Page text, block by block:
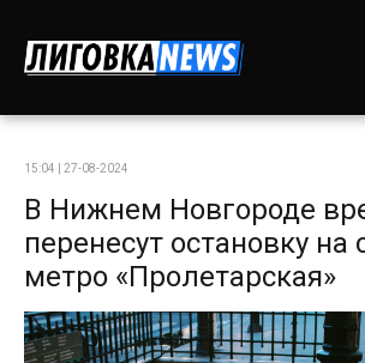
15:04 | 27-08-2024
В Нижнем Новгороде
перенесут остановку на
метро «Пролетарская»